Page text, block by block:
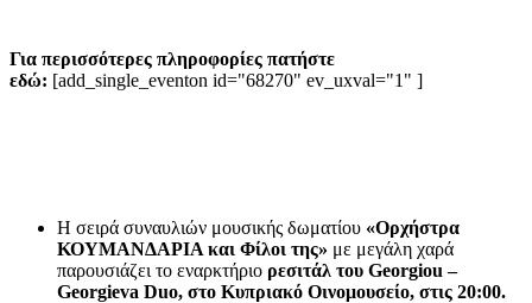
Για περισσότερες πληροφορίες πατήστε
εδώ: [add_single_eventon id="68270" ev_uxval="1" ]
Η σειρά συναυλιών μουσικής δωματίου «Ορχήστρα
ΚΟΥΜΑΝΔΑΡΙΑ και Φίλοι της» με μεγάλη χαρά
παρουσιάζει το εναρκτήριο ρεσιτάλ του Georgiou –
Georgieva Duo, στο Κυπριακό Οινομουσείο, στις 20:00.